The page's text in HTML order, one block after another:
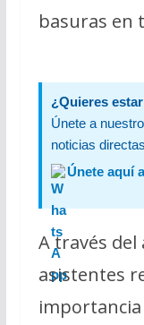
basuras en
¿Quieres
Únete a
noticias
Únete aquí
A través
asistentes